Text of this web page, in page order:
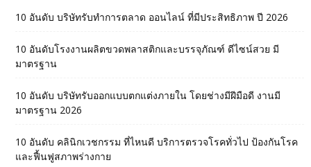
10 อันดับ บริษัทรับทำการตลาด ออนไลน์ ที่มีประสิทธิภาพ ปี 2026
10 อันดับโรงงานผลิตขวดพลาสติกและบรรจุภัณฑ์ ดีไซน์สวย มี
มาตรฐาน
10 อันดับ บริษัทรับออกแบบตกแต่งภายใน โดยช่างมีฝีมือดี งานมี
มาตรฐาน 2026
10 อันดับ คลินิกเวชกรรม ที่ไหนดี บริการตรวจโรคทั่วไป ป้องกันโรค
และฟื้นฟูสภาพร่างกาย